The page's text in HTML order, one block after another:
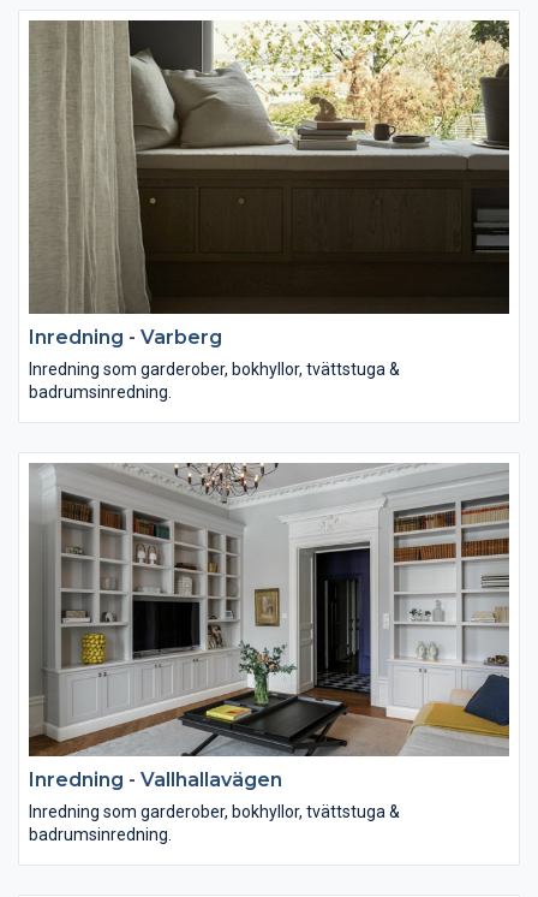
Inredning - Varberg
Inredning som garderober, bokhyllor, tvättstuga &
badrumsinredning.
Inredning - Vallhallavägen
Inredning som garderober, bokhyllor, tvättstuga &
badrumsinredning.